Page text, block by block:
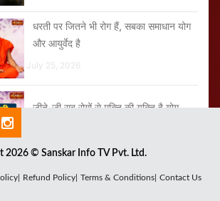
धरती पर जितने भी रोग हैं, सबका समाधान योग
और आयुर्वेद है
July 25, 2026
जीते-जी सब रोगों से मुक्ति की युक्ति है योग
जब आप पूरे विधि-विधान से योग करते हैं तो
2026 © Sanskar Info TV Pvt. Ltd.
Refund Policy| Terms & Conditions| Contact Us